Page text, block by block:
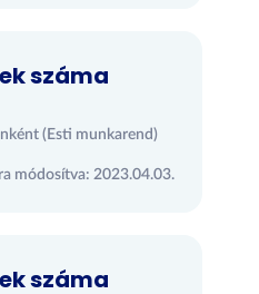
száma
(Esti munkarend)
módosítva: 2023.04.03.
száma